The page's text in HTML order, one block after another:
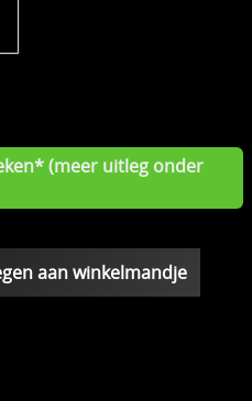
(meer uitleg onder